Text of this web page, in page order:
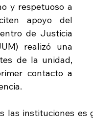
y respetuoso a
apoyo del
de Justicia
realizó una
de la unidad,
contacto a
las instituciones